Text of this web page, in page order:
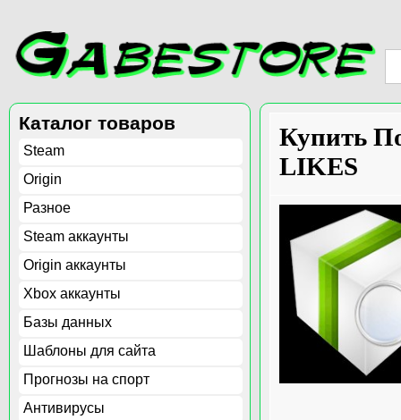
Каталог товаров
Steam
Origin
Разное
Steam аккаунты
Origin аккаунты
Xbox аккаунты
Базы данных
Шаблоны для сайта
Прогнозы на спорт
Антивирусы
Купить
LIKES